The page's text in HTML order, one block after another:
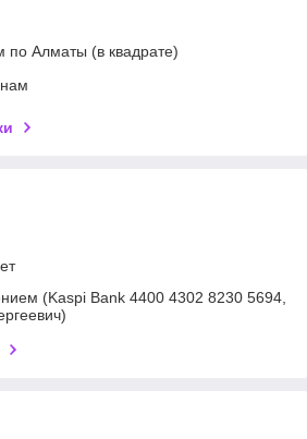
по Алматы (в квадрате)
(Kaspi Bank 4400 4302 8230 5694,